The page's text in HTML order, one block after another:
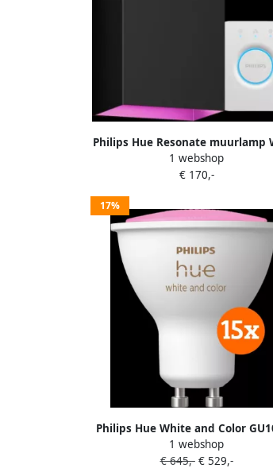
Philips Hue Resonate muurlamp
and Color zwart + Bridge
1 webshop
€ 170,-
17%
Philips Hue White and Color
pack
1 webshop
€ 645,-€ 529,-